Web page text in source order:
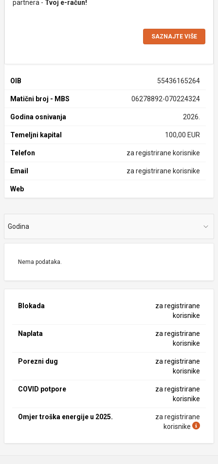
partnera - Tvoj e-račun!
SAZNAJTE VIŠE
OIB 55436165264
Matični broj - MBS 06278892-070224324
Godina osnivanja 2026.
Temeljni kapital 100,00 EUR
Telefon za registrirane korisnike
Email za registrirane korisnike
Web
Godina
Nema podataka.
Blokada
za registrirane
korisnike
Naplata
za registrirane
korisnike
Porezni dug
za registrirane
korisnike
COVID potpore
za registrirane
korisnike
Omjer troška energije u 2025.
za registrirane
korisnike